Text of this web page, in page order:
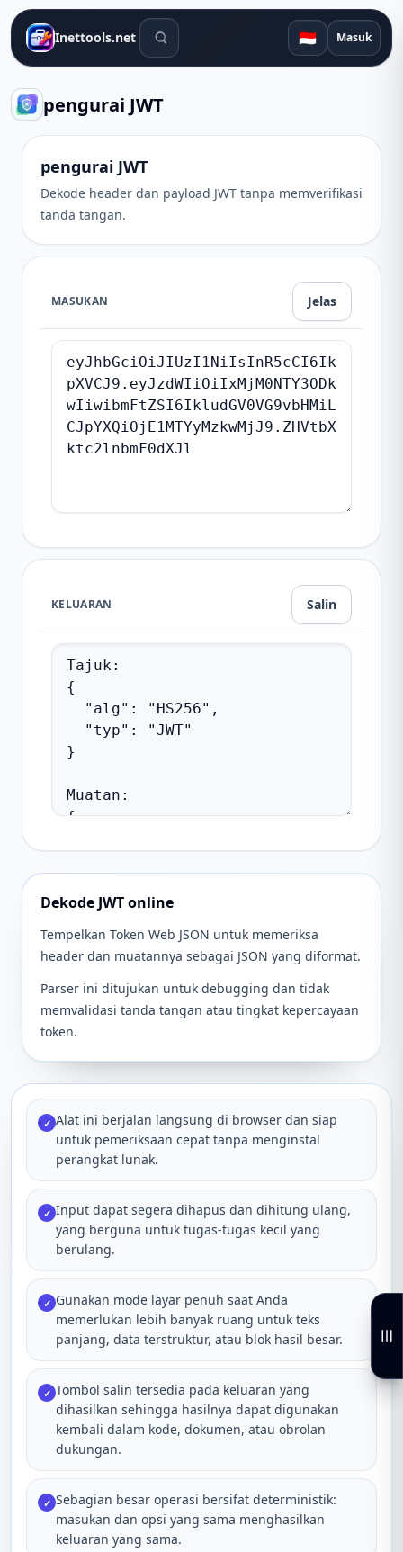
Inettools.net Alat pencarian 🇮🇩 Masuk
pengurai JWT
pengurai JWT
Dekode header dan payload JWT tanpa memverifikasi
tanda tangan.
MASUKAN Jelas
KELUARAN Salin
Dekode JWT online
Tempelkan Token Web JSON untuk memeriksa
header dan muatannya sebagai JSON yang diformat.
Parser ini ditujukan untuk debugging dan tidak
memvalidasi tanda tangan atau tingkat kepercayaan
token.
✓ Alat ini berjalan langsung di browser dan siap
untuk pemeriksaan cepat tanpa menginstal
perangkat lunak.
✓ Input dapat segera dihapus dan dihitung ulang,
yang berguna untuk tugas-tugas kecil yang
berulang.
✓ Gunakan mode layar penuh saat Anda
memerlukan lebih banyak ruang untuk teks
panjang, data terstruktur, atau blok hasil besar.
✓ Tombol salin tersedia pada keluaran yang
dihasilkan sehingga hasilnya dapat digunakan
kembali dalam kode, dokumen, atau obrolan
dukungan.
✓ Sebagian besar operasi bersifat deterministik:
masukan dan opsi yang sama menghasilkan
keluaran yang sama.